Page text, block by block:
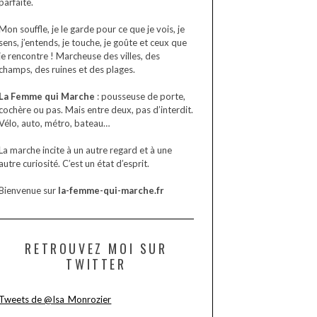
souffle, je le garde pour ce que je vois, je
sens, j’entends, je touche, je goûte et ceux que
rencontre ! Marcheuse des villes, des
des ruines et des plages.
La Femme qui Marche : pousseuse de porte,
ou pas. Mais entre deux, pas d’interdit.
auto, métro, bateau…
marche incite à un autre regard et à une
autre curiosité. C’est un état d’esprit.
sur la-femme-qui-marche.fr
RETROUVEZ MOI SUR
TWITTER
Tweets de @Isa_Monrozier